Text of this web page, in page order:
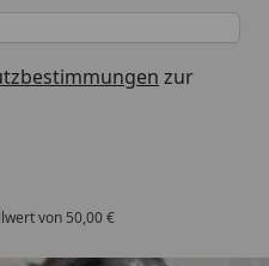
zur
von 50,00 €